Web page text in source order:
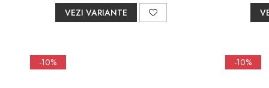
Pare, furtunuri si accesorii
Rezervoare wc
VEZI VARIANTE
-10% -10%